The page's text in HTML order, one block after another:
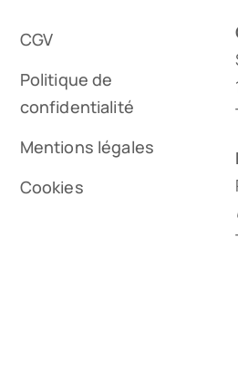
CGV
Politique de
confidentialité
Mentions légales
Cookies